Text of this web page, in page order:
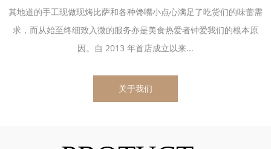
其地道的手工现做现烤比萨和各种馋嘴小点心满足了吃货们的味蕾需
求，而从始至终细致入微的服务亦是美食热爱者钟爱我们的根本原
因。自 2013 年首店成立以来...
关于我们